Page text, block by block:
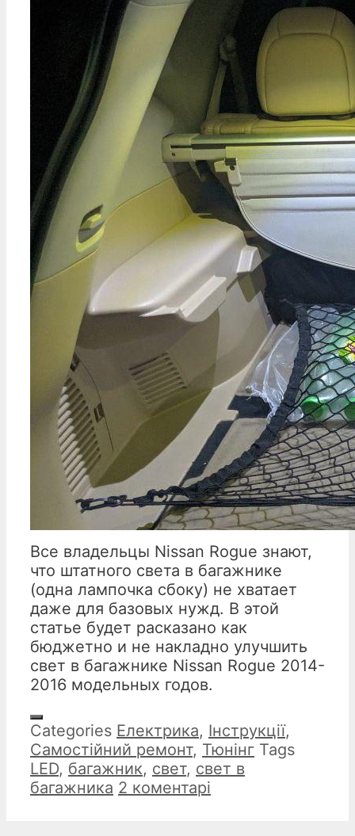
Все владельцы Nissan Rogue знают,
что штатного света в багажнике
(одна лампочка сбоку) не хватает
даже для базовых нужд. В этой
статье будет расказано как
бюджетно и не накладно улучшить
свет в багажнике Nissan Rogue 2014-
2016 модельных годов.
Categories Електрика, Інструкції,
Самостійний ремонт, Тюнінг Tags
LED, багажник, свет, свет в
багажника 2 коментарі